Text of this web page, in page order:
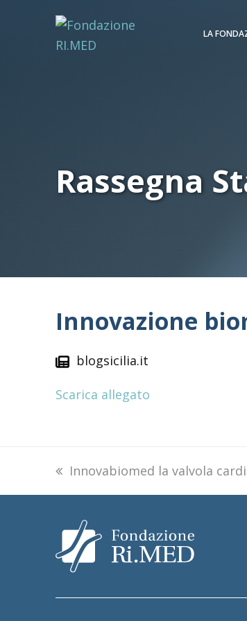
LA
Rassegna
Innovazione
blogsicilia.it
Scarica allegato
previous
post:
Innovabiomed la valvola